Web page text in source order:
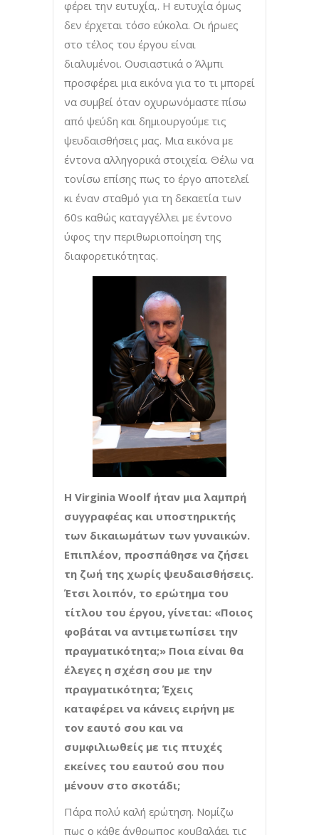
φέρει την ευτυχία,. Η ευτυχία όμως
δεν έρχεται τόσο εύκολα. Οι ήρωες
στο τέλος του έργου είναι
διαλυμένοι. Ουσιαστικά ο Άλμπι
προσφέρει μια εικόνα για το τι μπορεί
να συμβεί όταν οχυρωνόμαστε πίσω
από ψεύδη και δημιουργούμε τις
ψευδαισθήσεις μας. Μια εικόνα με
έντονα αλληγορικά στοιχεία. Θέλω να
τονίσω επίσης πως το έργο αποτελεί
κι έναν σταθμό για τη δεκαετία των
60s καθώς καταγγέλλει με έντονο
ύφος την περιθωριοποίηση της
διαφορετικότητας.
Η Virginia Woolf ήταν μια λαμπρή
συγγραφέας και υποστηρικτής
των δικαιωμάτων των γυναικών.
Επιπλέον, προσπάθησε να ζήσει
τη ζωή της χωρίς ψευδαισθήσεις.
Έτσι λοιπόν, το ερώτημα του
τίτλου του έργου, γίνεται: «Ποιος
φοβάται να αντιμετωπίσει την
πραγματικότητα;» Ποια είναι θα
έλεγες η σχέση σου με την
πραγματικότητα; Έχεις
καταφέρει να κάνεις ειρήνη με
τον εαυτό σου και να
συμφιλιωθείς με τις πτυχές
εκείνες του εαυτού σου που
μένουν στο σκοτάδι;
Πάρα πολύ καλή ερώτηση. Νομίζω
πως ο κάθε άνθρωπος κουβαλάει τις